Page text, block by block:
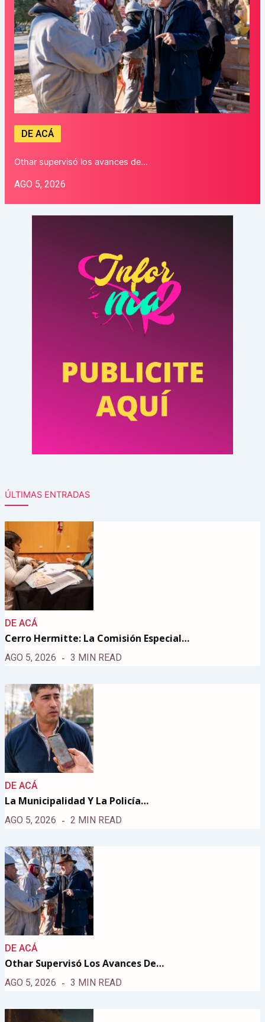
DE ACÁ
Othar supervisó los avances de…
AGO 5, 2026
ÚLTIMAS ENTRADAS
DE ACÁ
Cerro Hermitte: La Comisión Especial…
AGO 5, 2026 3 MIN READ
DE ACÁ
La Municipalidad Y La Policía…
AGO 5, 2026 2 MIN READ
DE ACÁ
Othar Supervisó Los Avances De…
AGO 5, 2026 3 MIN READ